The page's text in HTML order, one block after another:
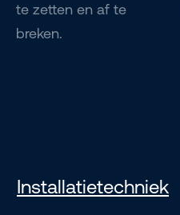
te zetten en af te
breken.
Installatietechniek